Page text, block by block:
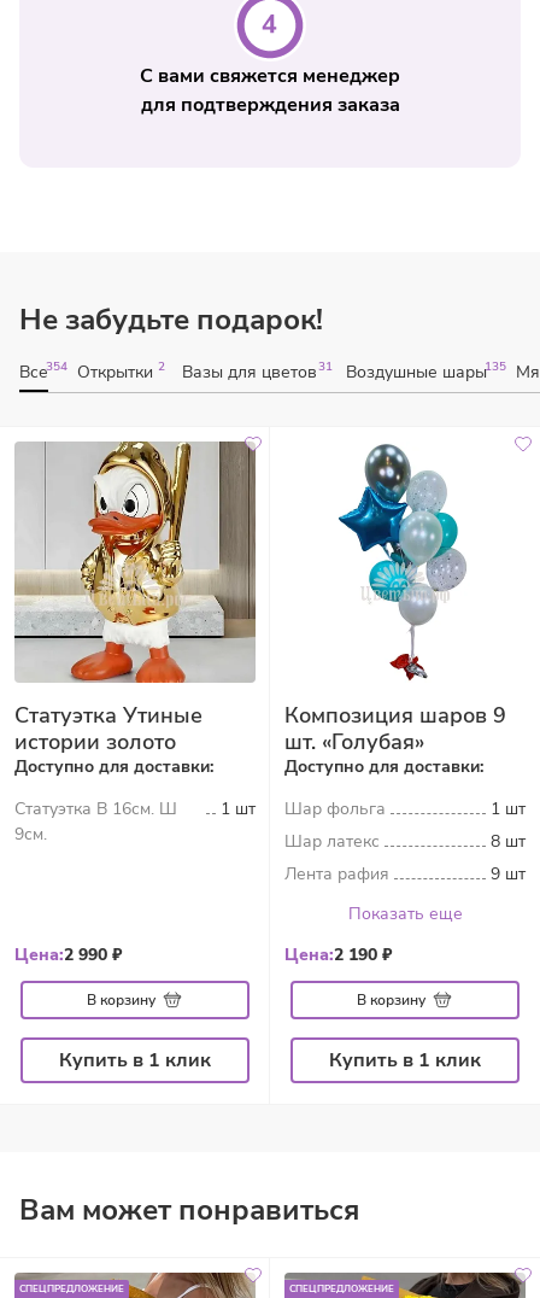
С вами свяжется менеджер
для подтверждения заказа
Не забудьте подарок!
Все354 Открытки 2 Вазы для цветов31 Воздушные шары135
Статуэтка Утиные
истории золото
Доступно для доставки:
Статуэтка В 16см. Ш
9см.
1 шт
Цена:2 990 ₽
В корзину
Купить в 1 клик
Композиция шаров 9
шт. «Голубая»
Доступно для доставки:
Шар фольга
1 шт
Шар латекс
8 шт
Лента рафия
9 шт
Показать еще
Цена:2 190 ₽
В корзину
Купить в 1 клик
Вам может понравиться
СПЕЦПРЕДЛОЖЕНИЕ СПЕЦПРЕДЛОЖЕНИЕ